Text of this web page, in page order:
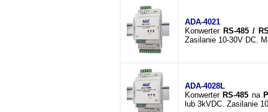
ADA-4021
Konwerter RS-485 /
Zasilanie 10-30V DC.
ADA-4028L
Konwerter RS-485 na
lub 3kVDC. Zasilanie